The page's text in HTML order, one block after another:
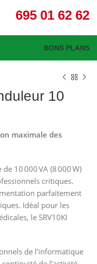
695 01 62 62
BONS PLANS
CFA
CFA
CFA
CFA
10
maximale des
10 000 VA (8 000 W)
critiques.
parfaitement
Idéal pour les
le SRV10KI
de l’informatique